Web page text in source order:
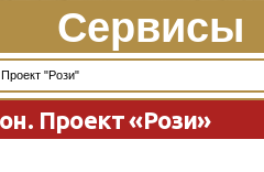
Сервисы
"Рози"
Проект «Рози»